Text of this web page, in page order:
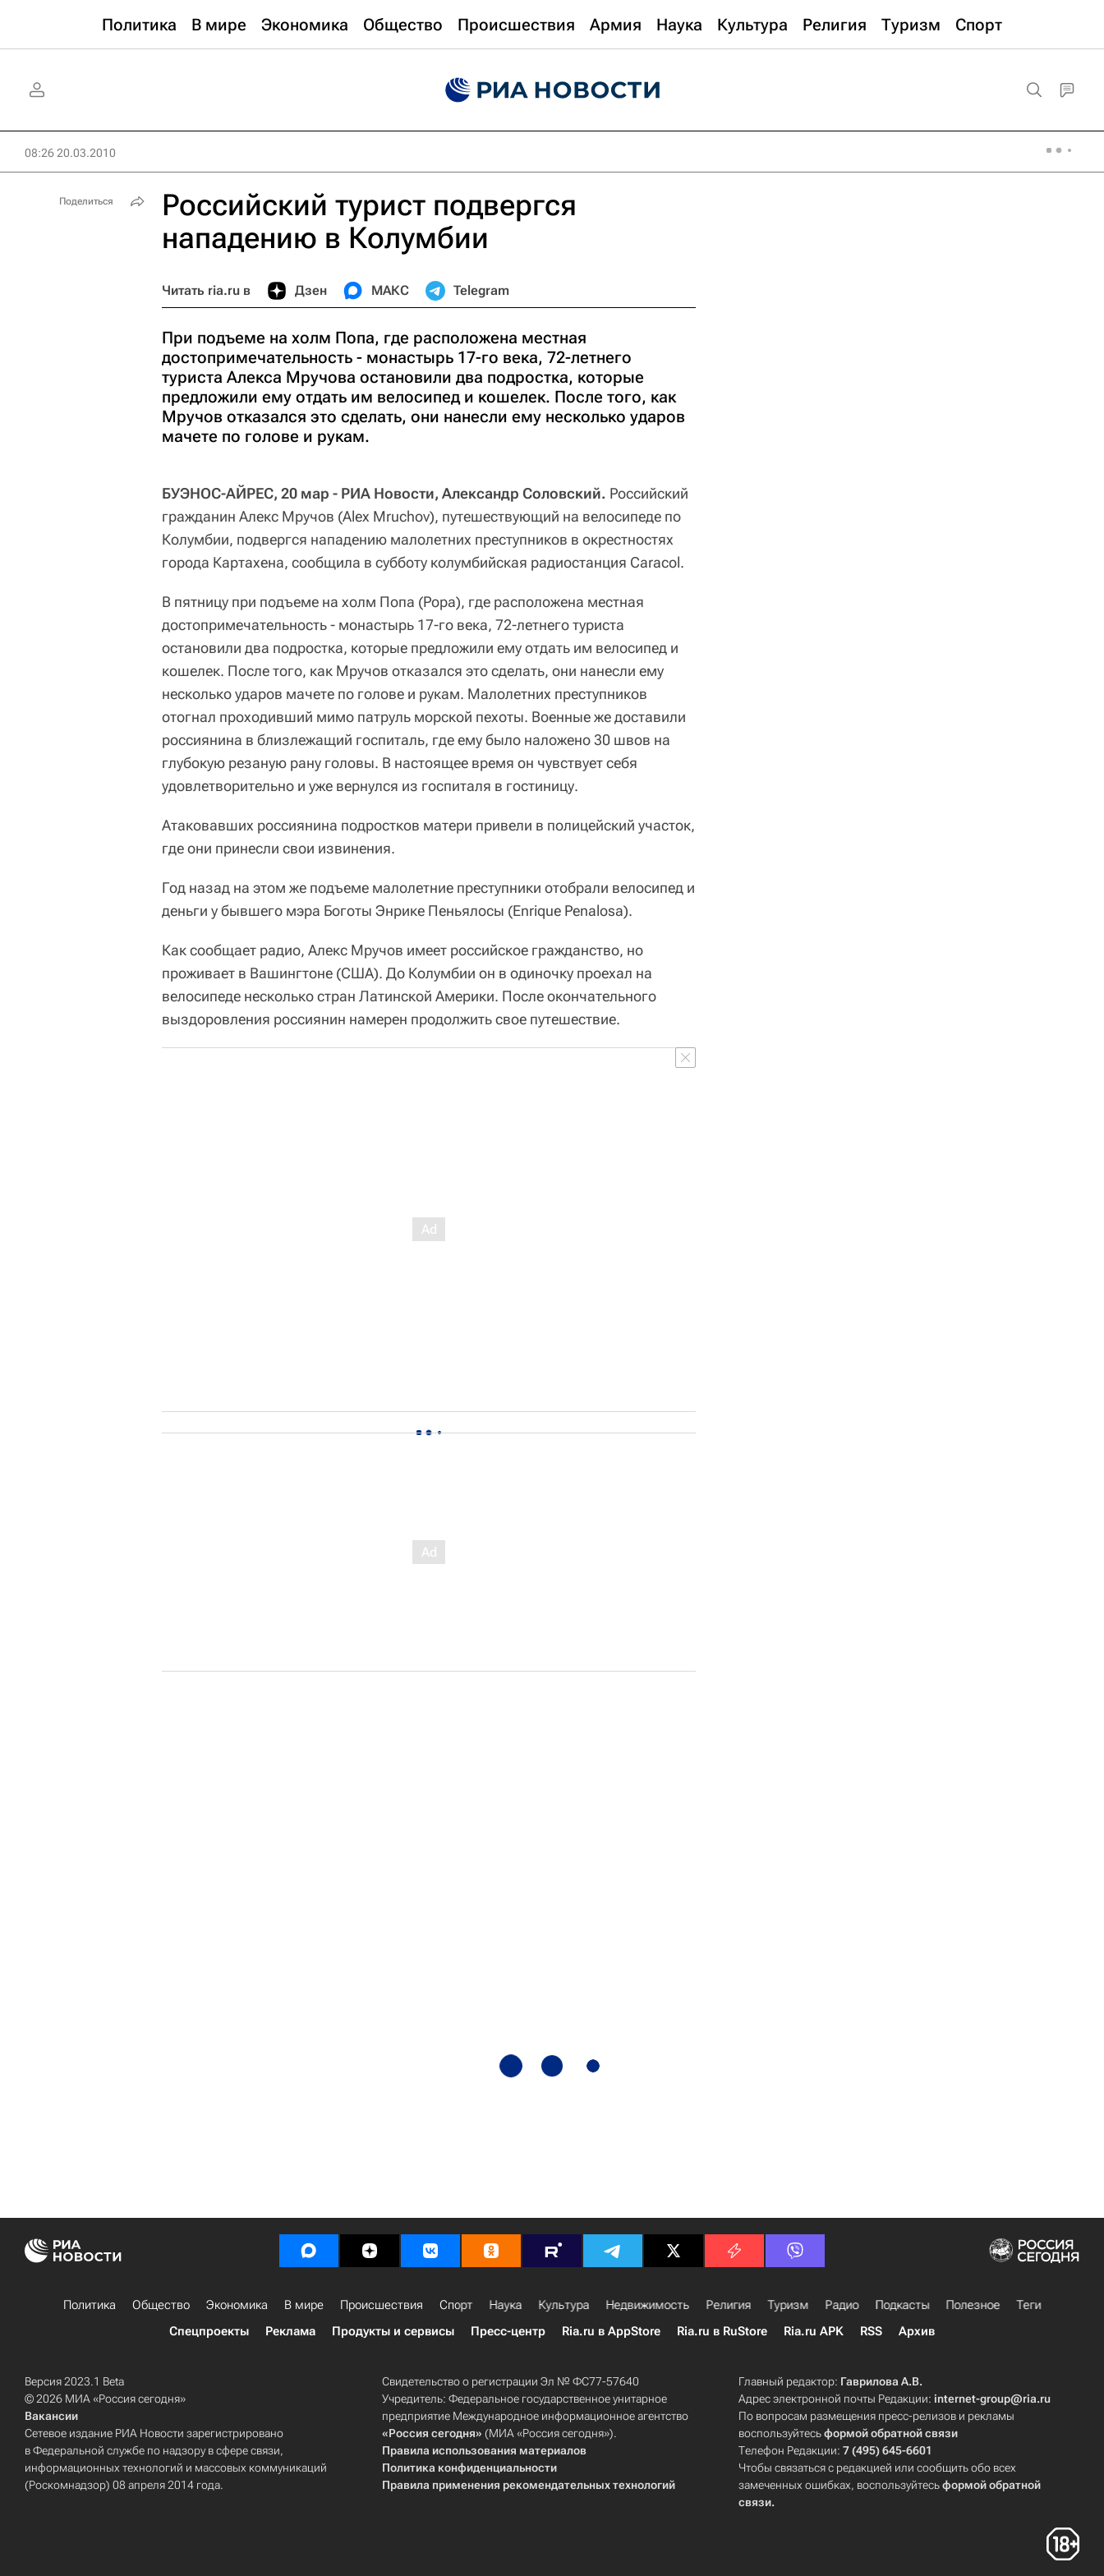
Политика В мире Экономика Общество Происшествия Армия Наука Культура Религия Туризм Спорт
08:26 20.03.2010
Российский турист подвергся
нападению в Колумбии
Читать ria.ru в Дзен МАКС Telegram
При подъеме на холм Попа, где расположена местная
достопримечательность - монастырь 17-го века, 72-летнего
туриста Алекса Мручова остановили два подростка, которые
предложили ему отдать им велосипед и кошелек. После того, как
Мручов отказался это сделать, они нанесли ему несколько ударов
мачете по голове и рукам.
БУЭНОС-АЙРЕС, 20 мар - РИА Новости, Александр Соловский. Российский
гражданин Алекс Мручов (Alex Mruchov), путешествующий на велосипеде по
Колумбии, подвергся нападению малолетних преступников в окрестностях
города Картахена, сообщила в субботу колумбийская радиостанция Caracol.
В пятницу при подъеме на холм Попа (Popa), где расположена местная
достопримечательность - монастырь 17-го века, 72-летнего туриста
остановили два подростка, которые предложили ему отдать им велосипед и
кошелек. После того, как Мручов отказался это сделать, они нанесли ему
несколько ударов мачете по голове и рукам. Малолетних преступников
отогнал проходивший мимо патруль морской пехоты. Военные же доставили
россиянина в близлежащий госпиталь, где ему было наложено 30 швов на
глубокую резаную рану головы. В настоящее время он чувствует себя
удовлетворительно и уже вернулся из госпиталя в гостиницу.
Атаковавших россиянина подростков матери привели в полицейский участок,
где они принесли свои извинения.
Год назад на этом же подъеме малолетние преступники отобрали велосипед и
деньги у бывшего мэра Боготы Энрике Пеньялосы (Enrique Penalosa).
Как сообщает радио, Алекс Мручов имеет российское гражданство, но
проживает в Вашингтоне (США). До Колумбии он в одиночку проехал на
велосипеде несколько стран Латинской Америки. После окончательного
выздоровления россиянин намерен продолжить свое путешествие.
Поделиться
Политика Общество Экономика В мире Происшествия Спорт Наука Культура Недвижимость Религия Туризм Радио Подкасты Полезное
Теги
Спецпроекты
Реклама Продукты и сервисы Пресс-центр Ria.ru в AppStore Ria.ru в RuStore Ria.ru APK RSS Архив
Версия 2023.1 Beta
© 2026 МИА «Россия сегодня»
Вакансии
Сетевое издание РИА Новости зарегистрировано
в Федеральной службе по надзору в сфере связи,
информационных технологий и массовых коммуникаций
(Роскомнадзор) 08 апреля 2014 года.
Свидетельство о регистрации Эл № ФС77-57640
Учредитель: Федеральное государственное унитарное
предприятие Международное информационное агентство
«Россия сегодня» (МИА «Россия сегодня»).
Правила использования материалов
Политика конфиденциальности
Правила применения рекомендательных технологий
Главный редактор: Гаврилова А.В.
Адрес электронной почты Редакции:internet-group@ria.ru
По вопросам размещения пресс-релизов и рекламы
воспользуйтесьформой обратной связи
Телефон Редакции:7 (495) 645-6601
Чтобы связаться с редакцией или сообщить обо всех
замеченных ошибках, воспользуйтесьформой обратной
связи.